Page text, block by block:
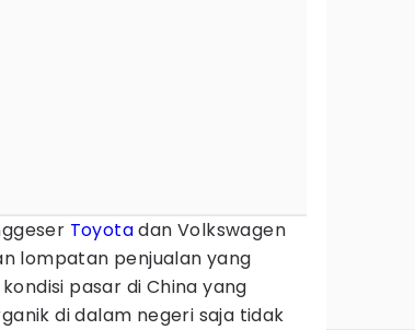
Toyotadan Volkswagen
lompatan penjualan yang
pasar di China yang
di dalam negeri saja tidak